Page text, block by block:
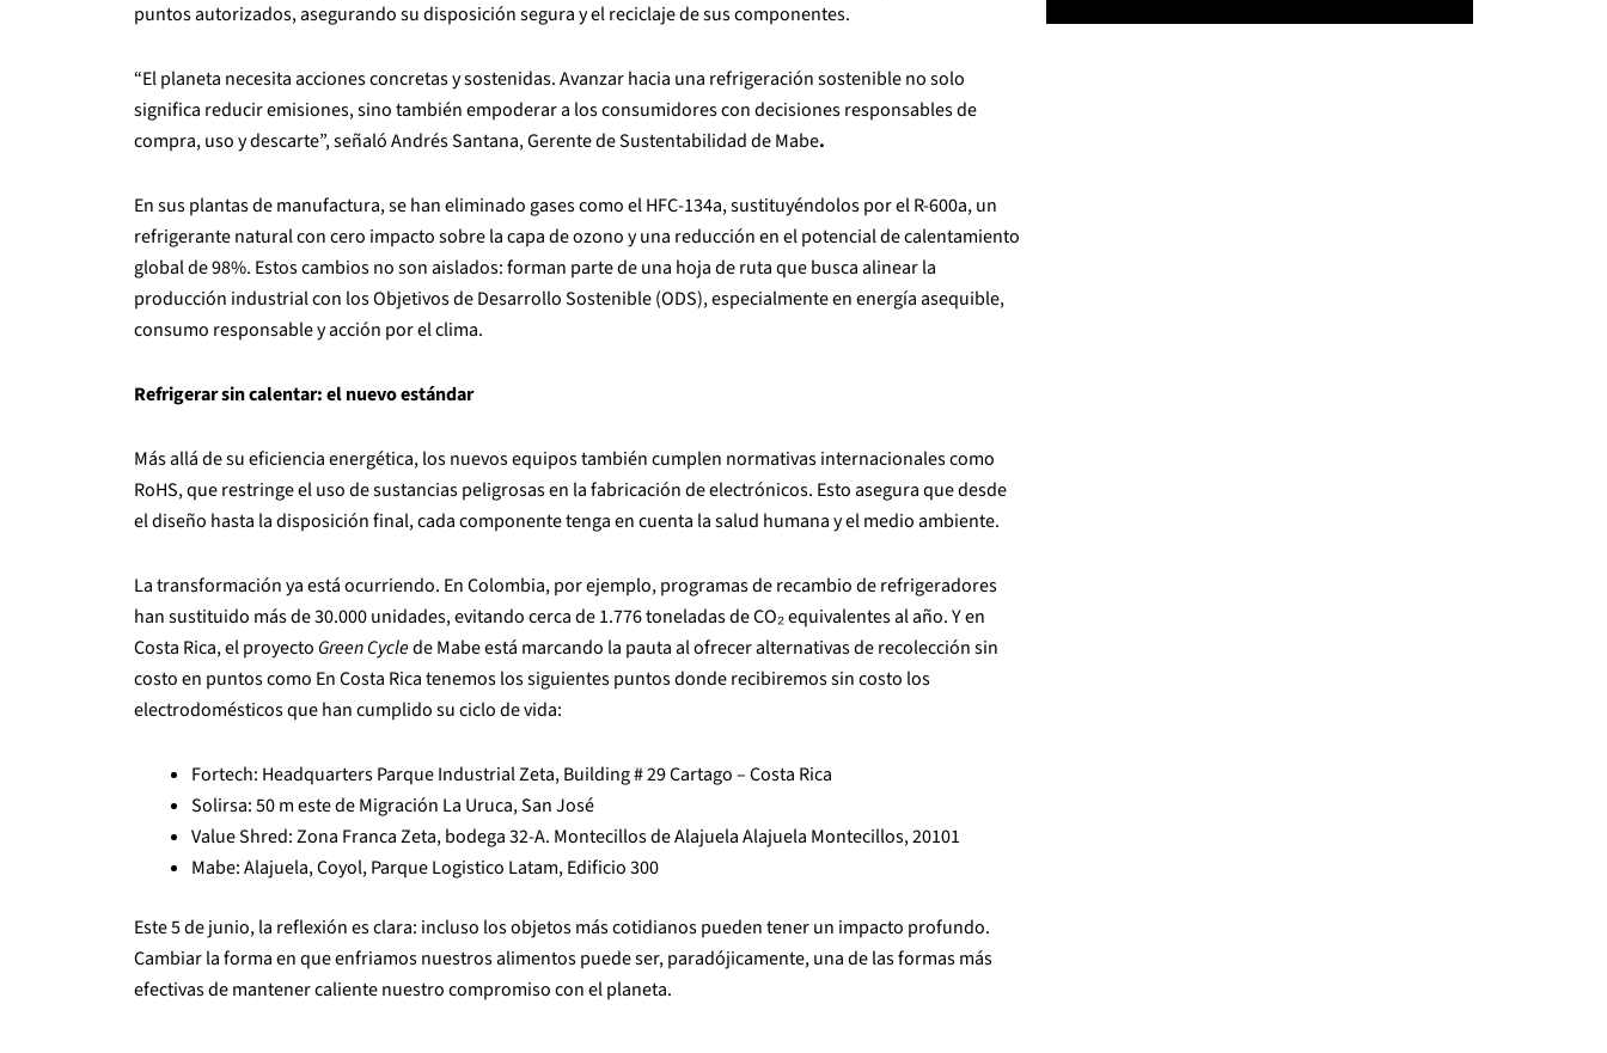
puntos autorizados, asegurando su disposición segura y el reciclaje de sus componentes.
“El planeta necesita acciones concretas y sostenidas. Avanzar hacia una refrigeración sostenible no solo
significa reducir emisiones, sino también empoderar a los consumidores con decisiones responsables de
compra, uso y descarte”, señaló Andrés Santana, Gerente de Sustentabilidad de Mabe.
En sus plantas de manufactura, se han eliminado gases como el HFC-134a, sustituyéndolos por el R-600a, un
refrigerante natural con cero impacto sobre la capa de ozono y una reducción en el potencial de calentamiento
global de 98%. Estos cambios no son aislados: forman parte de una hoja de ruta que busca alinear la
producción industrial con los Objetivos de Desarrollo Sostenible (ODS), especialmente en energía asequible,
consumo responsable y acción por el clima.
Refrigerar sin calentar: el nuevo estándar
Más allá de su eficiencia energética, los nuevos equipos también cumplen normativas internacionales como
RoHS, que restringe el uso de sustancias peligrosas en la fabricación de electrónicos. Esto asegura que desde
el diseño hasta la disposición final, cada componente tenga en cuenta la salud humana y el medio ambiente.
La transformación ya está ocurriendo. En Colombia, por ejemplo, programas de recambio de refrigeradores
han sustituido más de 30.000 unidades, evitando cerca de 1.776 toneladas de CO₂ equivalentes al año. Y en
Costa Rica, el proyecto Green Cyclede Mabe está marcando la pauta al ofrecer alternativas de recolección sin
costo en puntos como En Costa Rica tenemos los siguientes puntos donde recibiremos sin costo los
electrodomésticos que han cumplido su ciclo de vida:
Fortech: Headquarters Parque Industrial Zeta, Building # 29 Cartago – Costa Rica
Solirsa: 50 m este de Migración La Uruca, San José
Value Shred: Zona Franca Zeta, bodega 32-A. Montecillos de Alajuela Alajuela Montecillos, 20101
Mabe: Alajuela, Coyol, Parque Logistico Latam, Edificio 300
Este 5 de junio, la reflexión es clara: incluso los objetos más cotidianos pueden tener un impacto profundo.
Cambiar la forma en que enfriamos nuestros alimentos puede ser, paradójicamente, una de las formas más
efectivas de mantener caliente nuestro compromiso con el planeta.